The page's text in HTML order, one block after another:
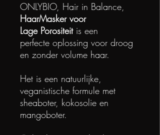
ONLYBIO, Hair in Balance,
HaarMasker voor
Lage Porositeitis een
perfecte oplossing voor droog
en zonder volume haar.
Het is een natuurlijke,
veganistische formule met
sheaboter, kokosolie en
mangoboter.